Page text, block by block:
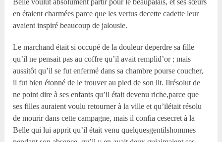
Belle voulut absolument partir pour le beaupalais, et ses sœurs
en étaient charmées parce que les vertus decette cadette leur
avaient inspiré beaucoup de jalousie.
Le marchand était si occupé de la douleur deperdre sa fille
qu’il ne pensait pas au coffre qu’il avait remplid’or ; mais
aussitôt qu’il se fut enfermé dans sa chambre pourse coucher,
il fut bien étonné de le trouver au pied de son lit. Ilrésolut de
ne point dire à ses enfants qu’il était devenu riche,parce que
ses filles auraient voulu retourner à la ville et qu’ilétait résolu
de mourir dans cette campagne, mais il confia cesecret à la
Belle qui lui apprit qu’il était venu quelquesgentilshommes